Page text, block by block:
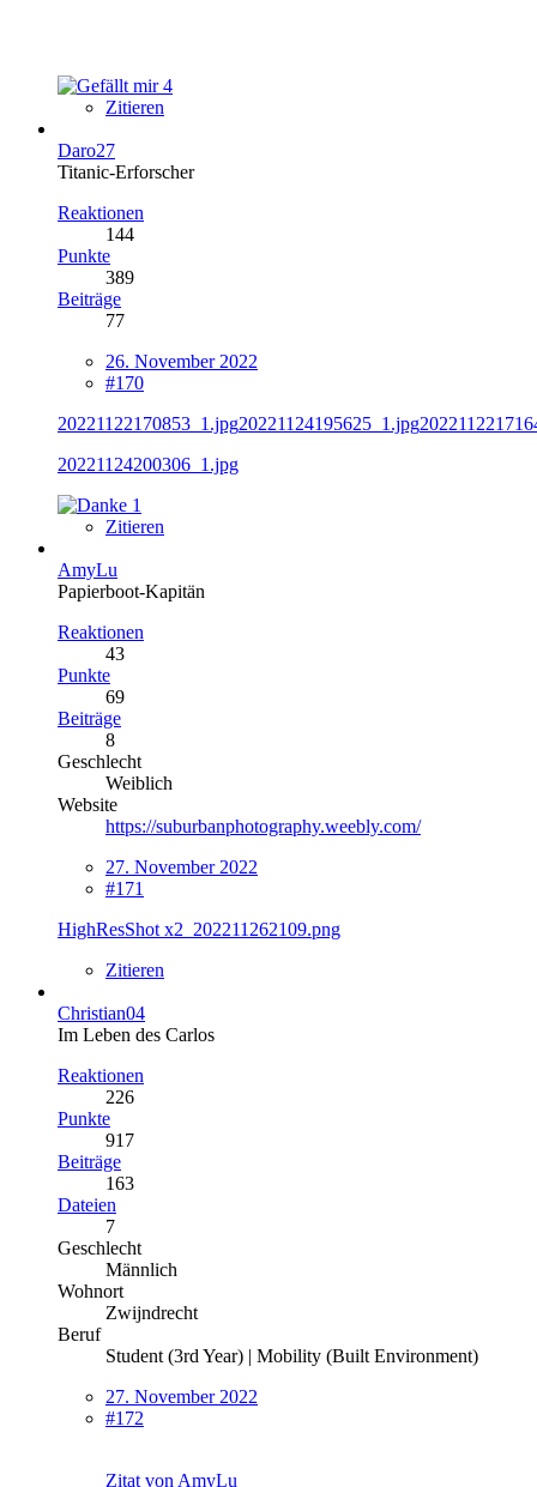
4
Zitieren
Daro27
Titanic-Erforscher
Reaktionen
144
Punkte
389
Beiträge
77
26. November 2022
#170
20221122170853_1.jpg20221124195625_1.jpg
20221124200306_1.jpg
1
Zitieren
AmyLu
Papierboot-Kapitän
Reaktionen
43
Punkte
69
Beiträge
8
Geschlecht
Weiblich
Website
https://suburbanphotography.weebly.com/
27. November 2022
#171
HighResShot x2_202211262109.png
Zitieren
Christian04
Im Leben des Carlos
Reaktionen
226
Punkte
917
Beiträge
163
Dateien
7
Geschlecht
Männlich
Wohnort
Zwijndrecht
Beruf
Student (3rd Year) | Mobility (Built Environment)
27. November 2022
#172
Zitat von AmyLu